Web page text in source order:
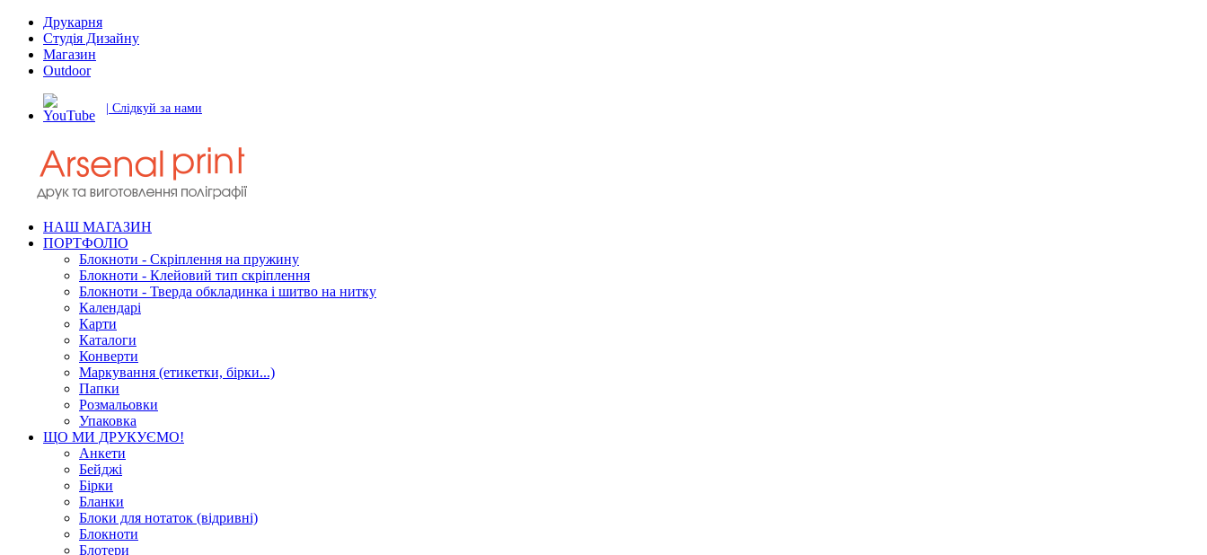
Друкарня
Студія Дизайну
Магазин
Outdoor
| Слідкуй за нами
НАШ МАГАЗИН
ПОРТФОЛІО
Блокноти - Скріплення на пружину
Блокноти - Клейовий тип скріплення
Блокноти - Тверда обкладинка і шитво на нитку
Календарі
Карти
Каталоги
Конверти
Маркування (етикетки, бірки...)
Папки
Розмальовки
Упаковка
ЩО МИ ДРУКУЄМО!
Анкети
Бейджі
Бірки
Бланки
Блоки для нотаток (відривні)
Блокноти
Блотери